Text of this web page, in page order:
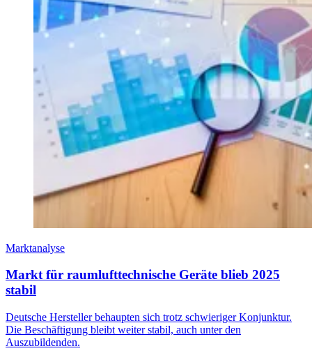
Marktanalyse
Markt für raumlufttechnische Geräte blieb 2025
stabil
Deutsche Hersteller behaupten sich trotz schwieriger Konjunktur.
Die Beschäftigung bleibt weiter stabil, auch unter den
Auszubildenden.